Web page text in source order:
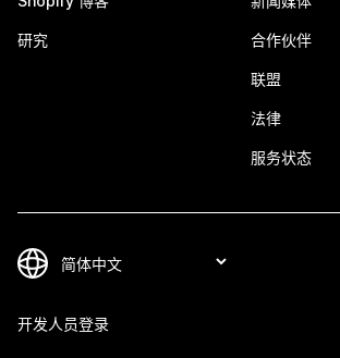
研究 合作伙伴
联盟
法律
服务状态
开发人员登录